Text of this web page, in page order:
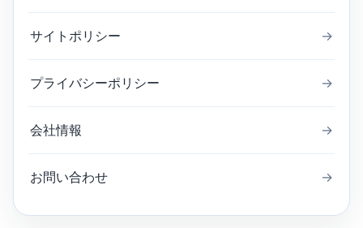
サイトポリシー →
プライバシーポリシー →
会社情報 →
お問い合わせ →